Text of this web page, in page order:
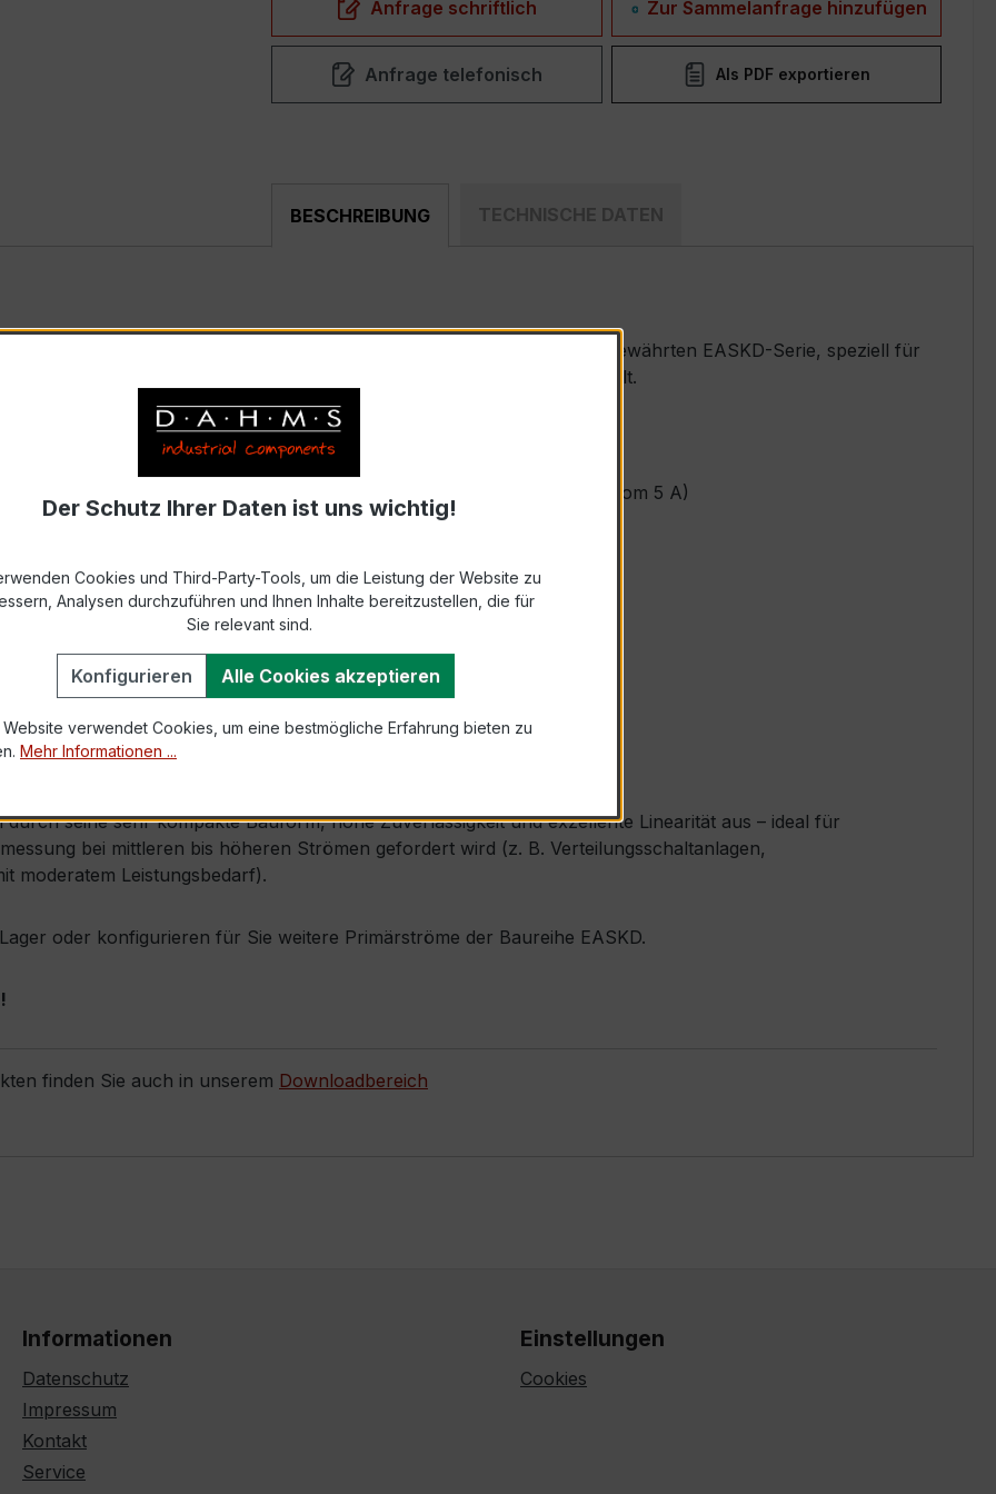
Anfrage schriftlich Zur Sammelanfrage hinzufügen
Anfrage telefonisch Als PDF exportieren
BESCHREIBUNG TECHNISCHE DATEN
hochpräziser Niederspannungs-Verrechnungsstromwandler der bewährten EASKD-Serie, speziell für
und industriellen Mess- und Überwachungssystemen entwickelt.
EASKD 31.5
Sekundärwicklungen, Primärnennstrom 600 A, Sekundärnennstrom 5 A)
bzw. DIN EN 61869-2)
Ø 31 mm (Kabeldurchführung)
× Ipr (Dauerstrom 1 × Primärnennstrom)
× Ipr, 1 s
Isolierschutzkappe
durch seine sehr kompakte Bauform, hohe Zuverlässigkeit und exzellente Linearität aus – ideal für
bei mittleren bis höheren Strömen gefordert wird (z. B. Verteilungsschaltanlagen,
moderatem Leistungsbedarf).
oder konfigurieren für Sie weitere Primärströme der Baureihe EASKD.
finden Sie auch in unserem Downloadbereich
Informationen
Datenschutz
Impressum
Kontakt
Service
Einstellungen
Cookies
Der Schutz Ihrer Daten ist uns wichtig!
Cookies und Third-Party-Tools, um die Leistung der Website zu
Analysen durchzuführen und Ihnen Inhalte bereitzustellen, die für
Sie relevant sind.
Konfigurieren Alle Cookies akzeptieren
Website verwendet Cookies, um eine bestmögliche Erfahrung bieten zu
Mehr Informationen ...